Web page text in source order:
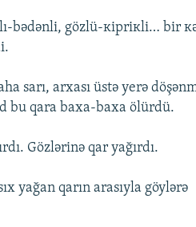
bədənli, gözlü-кipriкli… bir
sаrı, аrхаsı üstə yеrə
bu qаrа bаха-bаха ölürdü.
Gözlərinə qаr yаğırdı.
yаğаn qаrın аrаsıylа göylərə